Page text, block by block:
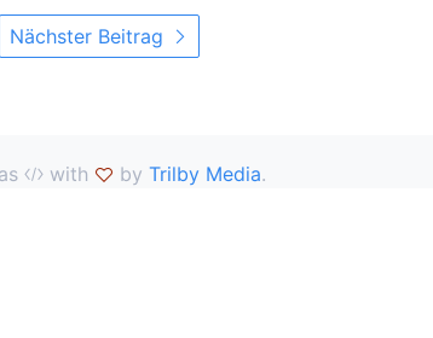
Nächster Beitrag
with by Trilby Media.